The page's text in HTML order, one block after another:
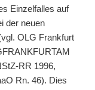
Einzelfalles auf
der neuen
OLG Frankfurt
RR 1996,
Rn. 46). Dies